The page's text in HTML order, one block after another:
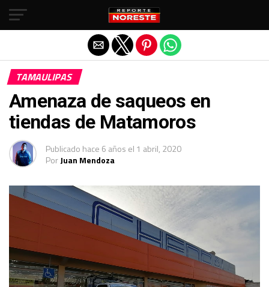
TAMAULIPAS
Amenaza de saqueos en
tiendas de Matamoros
Publicado hace 6 años el 1 abril, 2020
PorJuan Mendoza
Salir de la versión móvil